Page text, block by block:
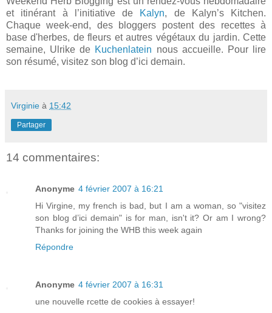
et itinérant à l’initiative de
Kalyn, de Kalyn’s Kitchen.
Chaque week-end, des bloggers postent des recettes à
base d'herbes, de fleurs et autres végétaux du jardin. Cette
semaine, Ulrike de Kuchenlatein nous accueille. Pour lire
son résumé, visitez son blog d’ici demain.
Virginie à 15:42
Partager
14 commentaires:
Anonyme 4 février 2007 à 16:21
Hi Virgine, my french is bad, but I am a woman, so "visitez
son blog d’ici demain" is for man, isn't it? Or am I wrong?
Thanks for joining the WHB this week again
Répondre
Anonyme 4 février 2007 à 16:31
une nouvelle rcette de cookies à essayer!